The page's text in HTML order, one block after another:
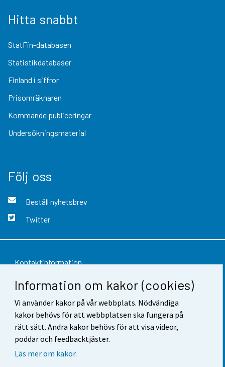
Information om kakor (cookies)
Vi använder kakor på vår webbplats. Nödvändiga
kakor behövs för att webbplatsen ska fungera på
rätt sätt. Andra kakor behövs för att visa videor,
poddar och feedbacktjäster.
Läs mer om kakor.
Hitta snabbt
StatFin-databasen
Statistikdatabaser
Finland i siffror
Prisomräknaren
Kommande publiceringar
Undersökningsmaterial
Följ oss
Beställ nyhetsbrev
Twitter
Kontaktinformation
Respons
Användarvillkor
Dataskydd
Tillgänglighet